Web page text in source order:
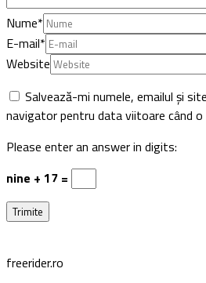
Nume*
E-mail*
Website
Salvează-mi numele, emailul și
navigator pentru data viitoare când
Please enter an answer in digits:
nine + 17 =
freerider.ro